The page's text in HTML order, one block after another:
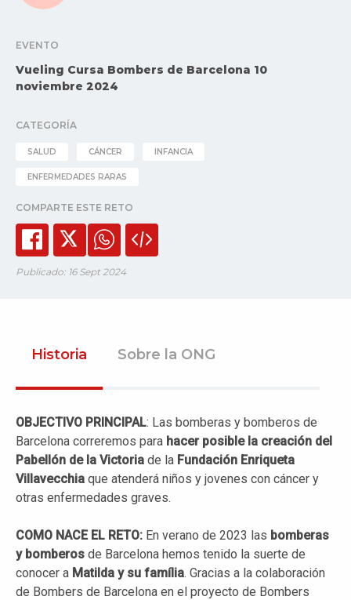
EVENTO
Vueling Cursa Bombers de Barcelona 10
noviembre 2024
CATEGORÍA
SALUD CÁNCER INFANCIA
ENFERMEDADES RARAS
COMPARTE ESTE RETO
Publicado: 16 Sept 2024
Historia Sobre la ONG
OBJECTIVO PRINCIPAL: Las bomberas y bomberos de
Barcelona correremos para hacer posible la creación del
Pabellón de la Victoria de la Fundación Enriqueta
Villavecchia que atenderá niños y jovenes con cáncer y
otras enfermedades graves.
COMO NACE EL RETO: En verano de 2023 las bomberas
y bomberos de Barcelona hemos tenido la suerte de
conocer a Matilda y su família. Gracias a la colaboración
de Bombers de Barcelona en el proyecto de Bombers